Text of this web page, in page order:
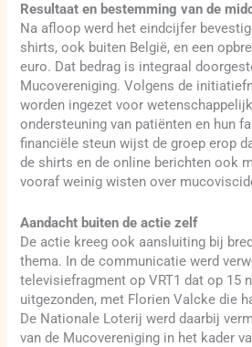
Resultaat en bestemming van de
Na afloop werd het eindcijfer
shirts, ook buiten België, en een
euro. Dat bedrag is integraal
Mucovereniging. Volgens de
worden ingezet voor
ondersteuning van patiënten en hun
financiële steun wijst de groep erop
de shirts en de online berichten ook
vooraf weinig wisten over
Aandacht buiten de actie zelf
De actie kreeg ook aansluiting bij
thema. In de communicatie werd
televisiefragment op VRT1 dat op 15
uitgezonden, met Florien Valcke die
De Nationale Loterij werd daarbij
van de Mucovereniging in het kader